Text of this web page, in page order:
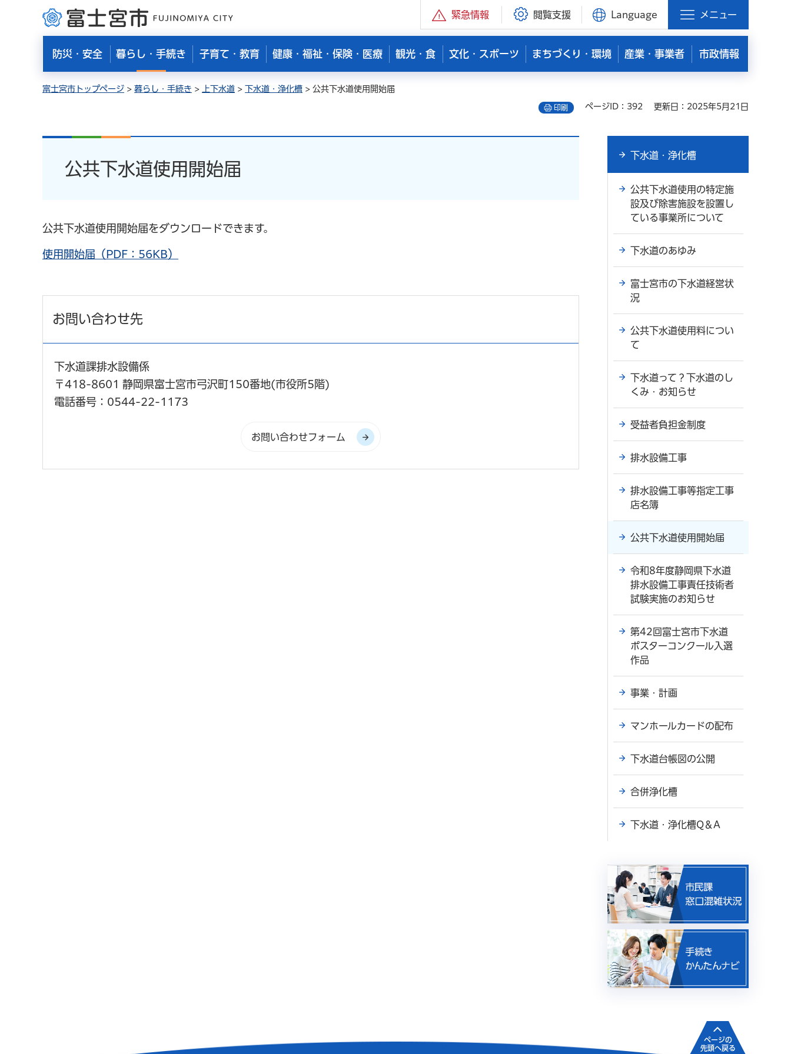
富士宮市 緊急情報 閲覧支援 Language メニュー
防災・安全 暮らし・手続き 子育て・教育 健康・福祉・保険・医療 観光・食 文化・スポーツ まちづくり・環境 産業・事業者 市政情報
富士宮市トップページ > 暮らし・手続き > 上下水道 > 下水道・浄化槽 > 公共下水道使用開始届
印刷 ページID：392 更新日：2025年5月21日
公共下水道使用開始届
公共下水道使用開始届をダウンロードできます。
使用開始届（PDF：56KB）
お問い合わせ先
下水道課排水設備係
〒418-8601 静岡県富士宮市弓沢町150番地(市役所5階)
電話番号：0544-22-1173
下水道・浄化槽
公共下水道使用の特定施
設及び除害施設を設置し
ている事業所について
下水道のあゆみ
富士宮市の下水道経営状
況
公共下水道使用料につい
て
下水道って？下水道のし
くみ・お知らせ
受益者負担金制度
排水設備工事
排水設備工事等指定工事
店名簿
公共下水道使用開始届
令和8年度静岡県下水道
排水設備工事責任技術者
試験実施のお知らせ
第42回富士宮市下水道
ポスターコンクール入選
作品
事業・計画
マンホールカードの配布
下水道台帳図の公開
合併浄化槽
下水道・浄化槽Q＆A
ページの
先頭へ戻る